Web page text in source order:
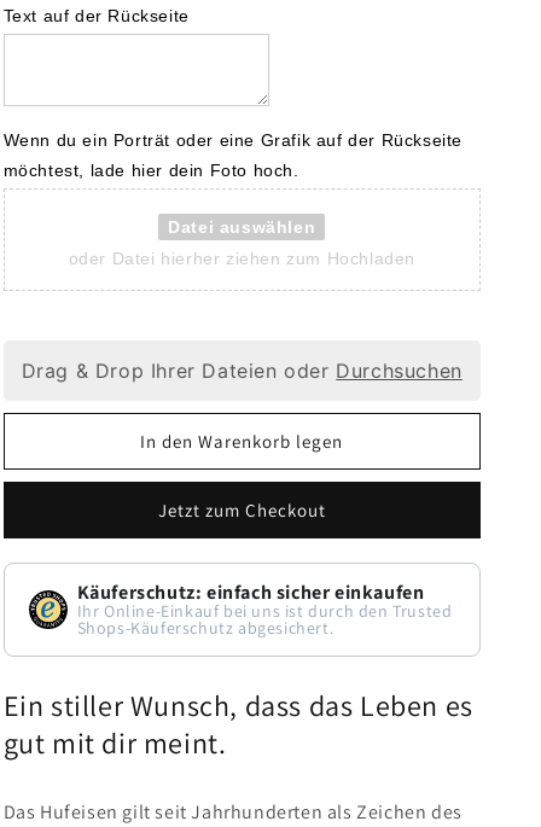
Text auf der Rückseite
Wenn du ein Porträt oder eine Grafik auf der Rückseite
möchtest, lade hier dein Foto hoch.
Datei auswählen
oder Datei hierher ziehen zum Hochladen
Drag & Drop Ihrer Dateien oder Durchsuchen
In den Warenkorb legen
Jetzt zum Checkout
Käuferschutz: einfach sicher einkaufen
Ihr Online-Einkauf bei uns ist durch den Trusted
Shops-Käuferschutz abgesichert.
Ein stiller Wunsch, dass das Leben es
gut mit dir meint.
Das Hufeisen gilt seit Jahrhunderten als Zeichen des